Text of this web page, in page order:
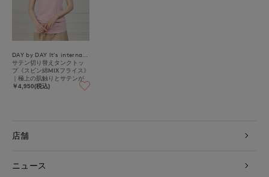
サテン切り替えタンクトッ
プ《スビン綿MIXフライス》
｜極上の肌触りとサテンが
映える上品インナー
￥4,950(税込)
店舗
ニュース